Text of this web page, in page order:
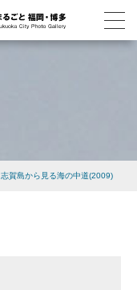
志賀島から見る海の中道(2009)